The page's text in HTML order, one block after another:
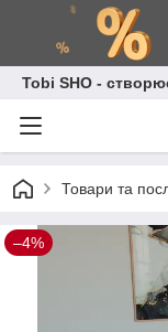
Tobi SHO -
Товари та
–4%